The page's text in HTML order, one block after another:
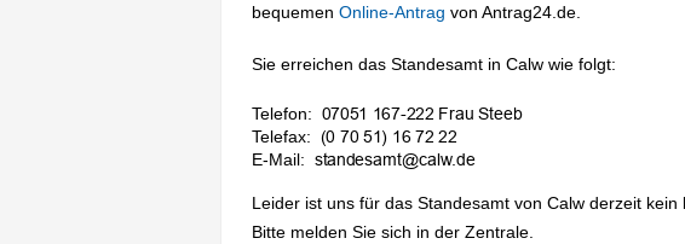
bequemen Online-Antrag von Antrag24.de.
Sie erreichen das Standesamt in Calw wie folgt:
Telefon:
Telefax:
E-Mail:
Leider ist uns für das Standesamt von Calw derzeit
Bitte melden Sie sich in der Zentrale.